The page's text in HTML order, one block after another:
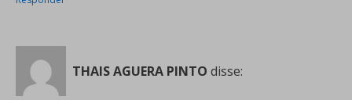
THAIS AGUERA PINTO disse: